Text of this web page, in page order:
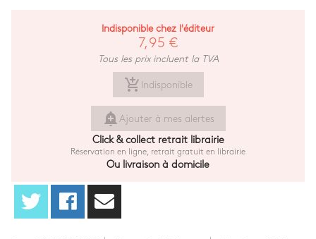
Indisponible chez l'éditeur
7,95 €
Tous les prix incluent la TVA
add_shopping_cart Indisponible
add_alert Ajouter à mes alertes
Click & collect retrait librairie
Réservation en ligne, retrait gratuit en librairie
Ou livraison à domicile